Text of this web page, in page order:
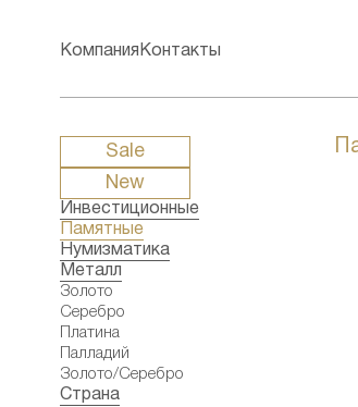
Компания Контакты
Sale
New
Инвестиционные
Памятные
Нумизматика
Металл
Золото
Серебро
Платина
Палладий
Золото/Серебро
Страна